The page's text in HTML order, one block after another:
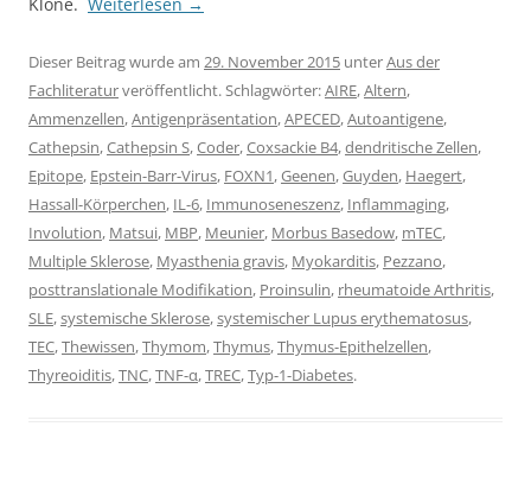
Dieser Beitrag wurde am 29. November 2015 unterAus der
Fachliteraturveröffentlicht. Schlagwörter:AIRE,Altern,
Ammenzellen,Antigenpräsentation,APECED,Autoantigene,
Cathepsin,Cathepsin S,Coder,Coxsackie B4,dendritische Zellen,
Epitope, Epstein-Barr-Virus, FOXN1,Geenen,Guyden, Haegert,
Hassall-Körperchen, IL-6, Immunoseneszenz, Inflammaging,
Involution, Matsui, MBP, Meunier, Morbus Basedow, mTEC,
Multiple Sklerose, Myasthenia gravis, Myokarditis, Pezzano,
posttranslationale Modifikation, Proinsulin, rheumatoide Arthritis,
SLE,systemische Sklerose,systemischer Lupus erythematosus,
TEC,Thewissen,Thymom,Thymus,Thymus-Epithelzellen,
Thyreoiditis,TNC,TNF-α,TREC,Typ-1-Diabetes.